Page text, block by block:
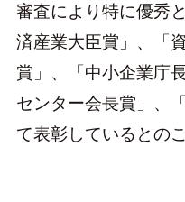
審査により特に優秀
済産業大臣賞」、「
賞」、「中小企業庁
センター会長賞」、
て表彰しているとの